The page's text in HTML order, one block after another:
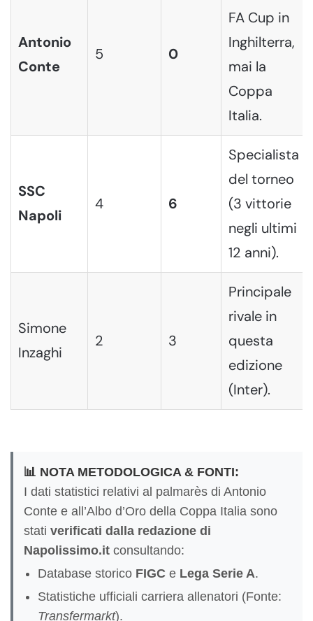
Antonio
Conte
5 0
FA Cup in
Inghilterra,
mai la
Coppa
Italia.
SSC
Napoli
4 6
Specialista
del torneo
(3 vittorie
negli ultimi
12 anni).
Simone
Inzaghi
2 3
Principale
rivale in
questa
edizione
(Inter).
📊 NOTA METODOLOGICA & FONTI:
I dati statistici relativi al palmarès di Antonio
Conte e all’Albo d’Oro della Coppa Italia sono
stati verificati dalla redazione di
Napolissimo.it consultando:
Database storico FIGC e Lega Serie A.
Statistiche ufficiali carriera allenatori (Fonte:
Transfermarkt).